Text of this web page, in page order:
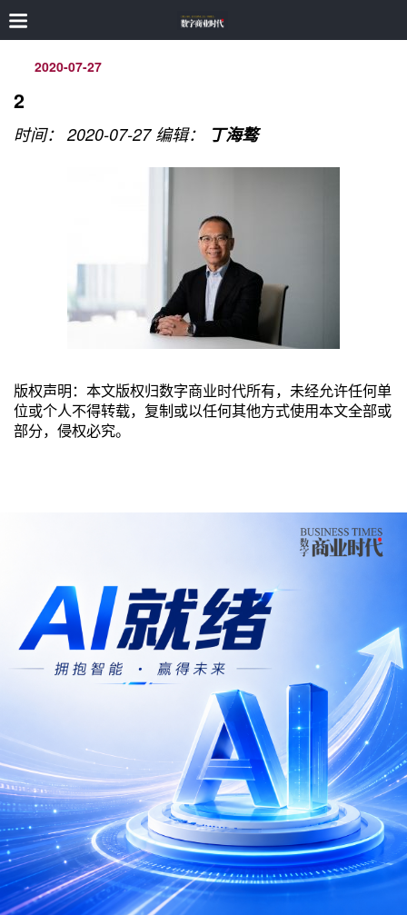
2020-07-27
2
时间： 2020-07-27 编辑： 丁海骜
版权声明：本文版权归数字商业时代所有，未经允许任何单
位或个人不得转载，复制或以任何其他方式使用本文全部或
部分，侵权必究。